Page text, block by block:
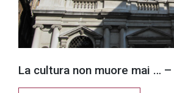
La cultura non muore mai …